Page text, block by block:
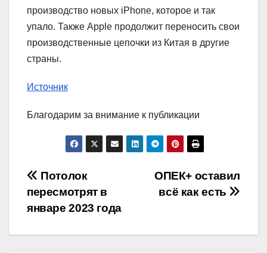
производство новых iPhone, которое и так
упало. Также Apple продолжит переносить свои
производственные цепочки из Китая в другие
страны.
Источник
Благодарим за внимание к публикации
Навигация
по
записям
ОПЕК+ оставил
всё как есть
Потолок
пересмотрят в
январе 2023 года